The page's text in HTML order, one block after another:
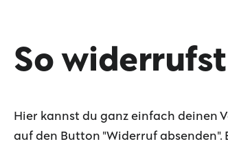
So
Hier kannst du ganz einfach deinen
auf den Button "Widerruf